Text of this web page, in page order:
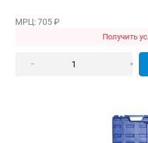
МРЦ: 705₽
Получить
– +